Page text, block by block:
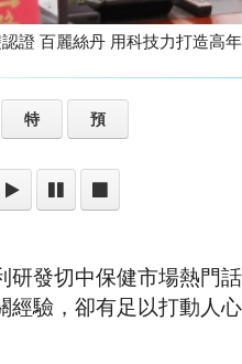
雙博士領軍，醫界學界雙認證 百麗絲丹 用
特 預
研發切中保健市場熱門
驗，卻有足以打動人心